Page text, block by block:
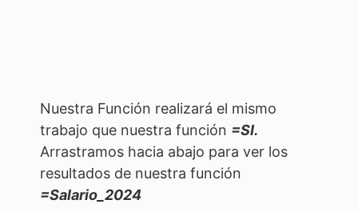
Nuestra Función realizará el mismo
trabajo que nuestra función =SI.
Arrastramos hacia abajo para ver los
resultados de nuestra función
=Salario_2024